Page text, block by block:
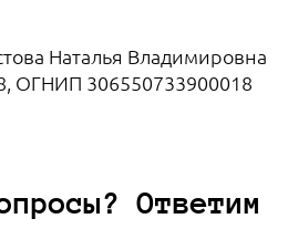
Наталья Владимировна
ОГНИП 306550733900018
Ответим